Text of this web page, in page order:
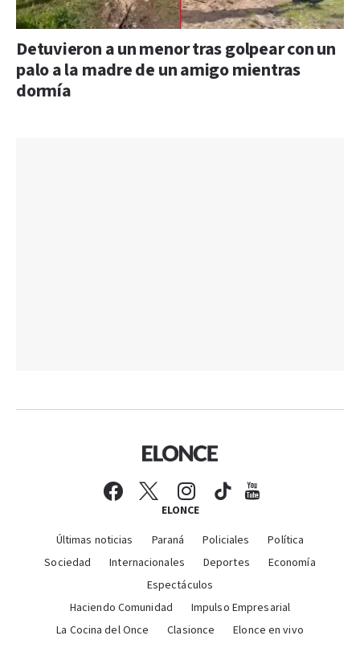
Detuvieron a un menor tras golpear con un
palo a la madre de un amigo mientras
dormía
ELONCE
Últimas noticias Paraná Policiales
Política
Sociedad
Internacionales Deportes
Economía
Espectáculos
Haciendo Comunidad
Impulso Empresarial
La Cocina del Once
Clasionce
Elonce en vivo